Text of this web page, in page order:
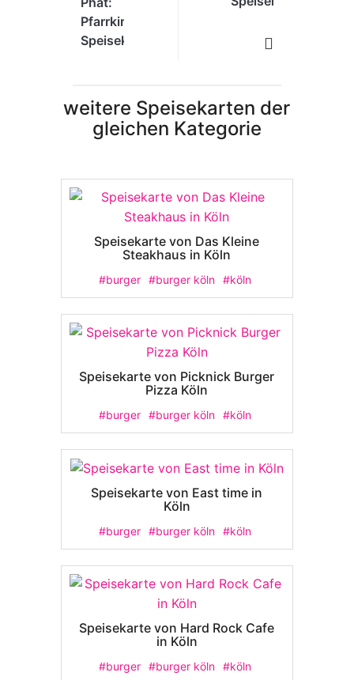
Pfarrkirchen
Speisekarte
weitere Speisekarten der
gleichen Kategorie
Speisekarte von Das Kleine
Steakhaus in Köln
#burger #burger köln #köln
Speisekarte von Picknick Burger
Pizza Köln
#burger #burger köln #köln
Speisekarte von East time in
Köln
#burger #burger köln #köln
Speisekarte von Hard Rock Cafe
in Köln
#burger #burger köln #köln